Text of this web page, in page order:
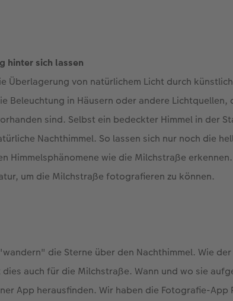
hinter sich lassen
Überlagerung von natürlichem Licht durch
Beleuchtung in Häusern oder andere Lichtquellen,
sind. Selbst ein bedeckter Himmel in der
Nachthimmel. So lassen sich nur noch die
Himmelsphänomene wie die Milchstraße
um die Milchstraße fotografieren zu können.
die Sterne über den Nachthimmel. Wie
auch für die Milchstraße. Wann und wo sie
App herausfinden. Wir haben die Fotografie-